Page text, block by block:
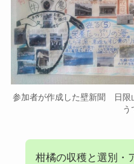
参加者が作成した壁新聞 日限
う
柑橘の収穫と選別・